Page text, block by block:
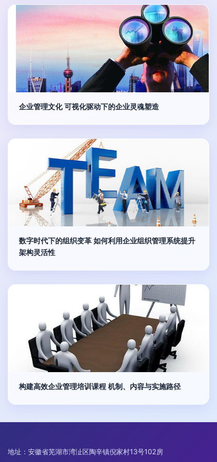
企业管理文化 可视化驱动下的企业灵魂塑造
数字时代下的组织变革 如何利用企业组织管理系统提升
架构灵活性
构建高效企业管理培训课程 机制、内容与实施路径
地址：安徽省芜湖市湾沚区陶辛镇倪家村13号102房